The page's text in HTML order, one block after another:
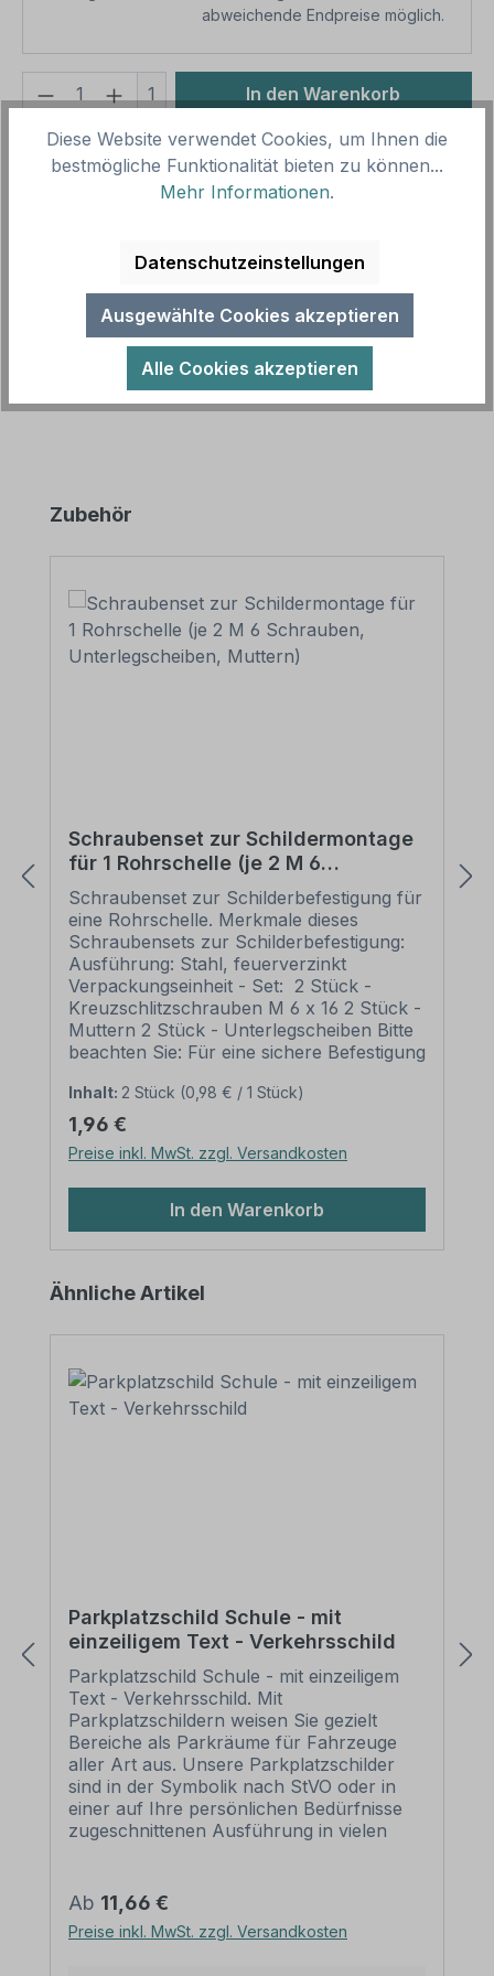
abweichende Endpreise möglich.
Produkt Anzahl: Gib den
1 In den Warenkorb
Produktnummer:SH11637
Vorlagenummer:
P-ST-08
Text - Verkehrsschild. Mit Parkplatzschildern weisen
Sie gezielt Bereiche…Mehr
Produktgalerie überspringen
Zubehör
Schraubenset zur Schildermontage
für 1 Rohrschelle (je 2 M 6
Schrauben, Unterlegscheiben,
Muttern)
Schraubenset zur Schilderbefestigung für
eine Rohrschelle. Merkmale dieses
Schraubensets zur Schilderbefestigung:
Ausführung: Stahl, feuerverzinkt
Verpackungseinheit - Set: 2 Stück -
Kreuzschlitzschrauben M 6 x 16 2 Stück -
Muttern 2 Stück - Unterlegscheiben Bitte
beachten Sie: Für eine sichere Befestigung
mm werden zwei Rohrschellen und somit
auch zwei Schraubensätze benötigt.
Inhalt: 2 Stück (0,98 € / 1 Stück)
Regulärer Preis:
1,96 €
Preise inkl. MwSt. zzgl. Versandkosten
In den Warenkorb
Produktgalerie überspringen
Ähnliche Artikel
Parkplatzschild Schule - mit
einzeiligem Text - Verkehrsschild
Parkplatzschild Schule - mit einzeiligem
Text - Verkehrsschild. Mit
Parkplatzschildern weisen Sie gezielt
Bereiche als Parkräume für Fahrzeuge
aller Art aus. Unsere Parkplatzschilder
sind in der Symbolik nach StVO oder in
einer auf Ihre persönlichen Bedürfnisse
zugeschnittenen Ausführung in vielen
Parkräumen oder Parkhäusern der
Städte, Gemeinden und Unternehmen
erhältlich. Der Vorteil dieser
Regulärer Preis:
Ab 11,66 €
Preise inkl. MwSt. zzgl. Versandkosten
Diese Website verwendet Cookies, um Ihnen die
bestmögliche Funktionalität bieten zu können...
Mehr Informationen.
Datenschutzeinstellungen
Ausgewählte Cookies akzeptieren
Alle Cookies akzeptieren